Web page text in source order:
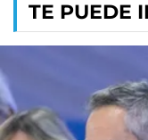
TE PUEDE